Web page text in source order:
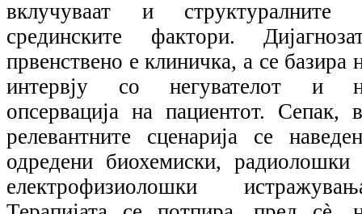
вклучуваат и структуралните
срединските фактори.
првенствено е клиничка, а се базира
интервју со негувателот и
опсервација на пациентот. Сепак,
релевантните сценарија се
одредени биохемиски, радиолошки
електрофизиолошки